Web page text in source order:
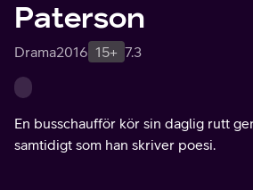
Paterson
Drama2016 15+ 7.3
En busschaufför kör sin daglig rutt
samtidigt som han skriver poesi.